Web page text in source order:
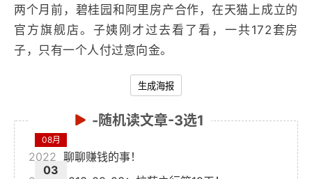
两个月前，碧桂园和阿里房产合作，在天猫上成立的
官方旗舰店。子姨刚才过去看了看， 一共172套房
子， 只有一个人付过意向金。
生成海报
-随机读文章-3选1
08月
03
2022 聊聊赚钱的事！